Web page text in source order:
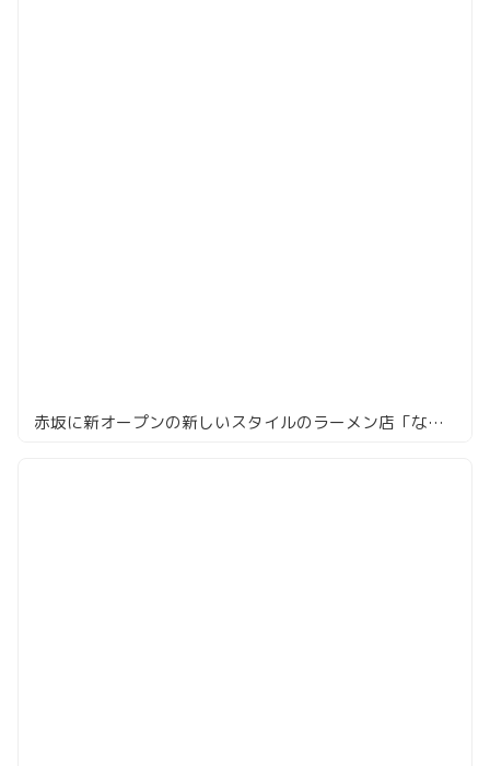
赤坂に新オープンの新しいスタイルのラーメン店「なかご」